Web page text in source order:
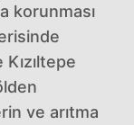
korunması
ve arıtma